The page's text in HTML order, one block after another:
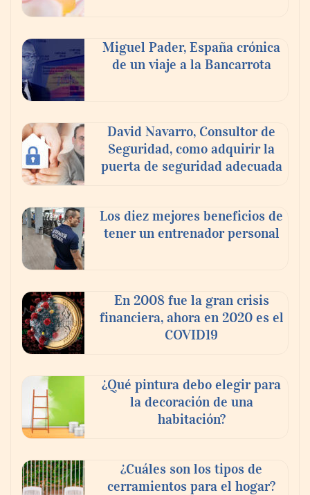
Poda de árboles en altura: técnicas,
criterios y seguridad para un
mantenimiento eficiente
La poda de árboles perfecta: ¿Cuándo y
cómo?
Miguel Pader, España crónica
de un viaje a la Bancarrota
David Navarro, Consultor de
Seguridad, como adquirir la
puerta de seguridad adecuada
Los diez mejores beneficios de
tener un entrenador personal
En 2008 fue la gran crisis
financiera, ahora en 2020 es el
COVID19
¿Qué pintura debo elegir para
la decoración de una
habitación?
¿Cuáles son los tipos de
cerramientos para el hogar?